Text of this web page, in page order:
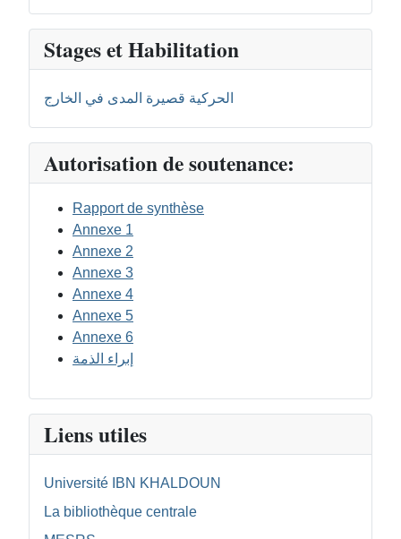
Stages et Habilitation
الحركية قصيرة المدى في الخارج
Autorisation de soutenance:
Rapport de synthèse
Annexe 1
Annexe 2
Annexe 3
Annexe 4
Annexe 5
Annexe 6
إبراء الذمة
Liens utiles
Université IBN KHALDOUN
La bibliothèque centrale